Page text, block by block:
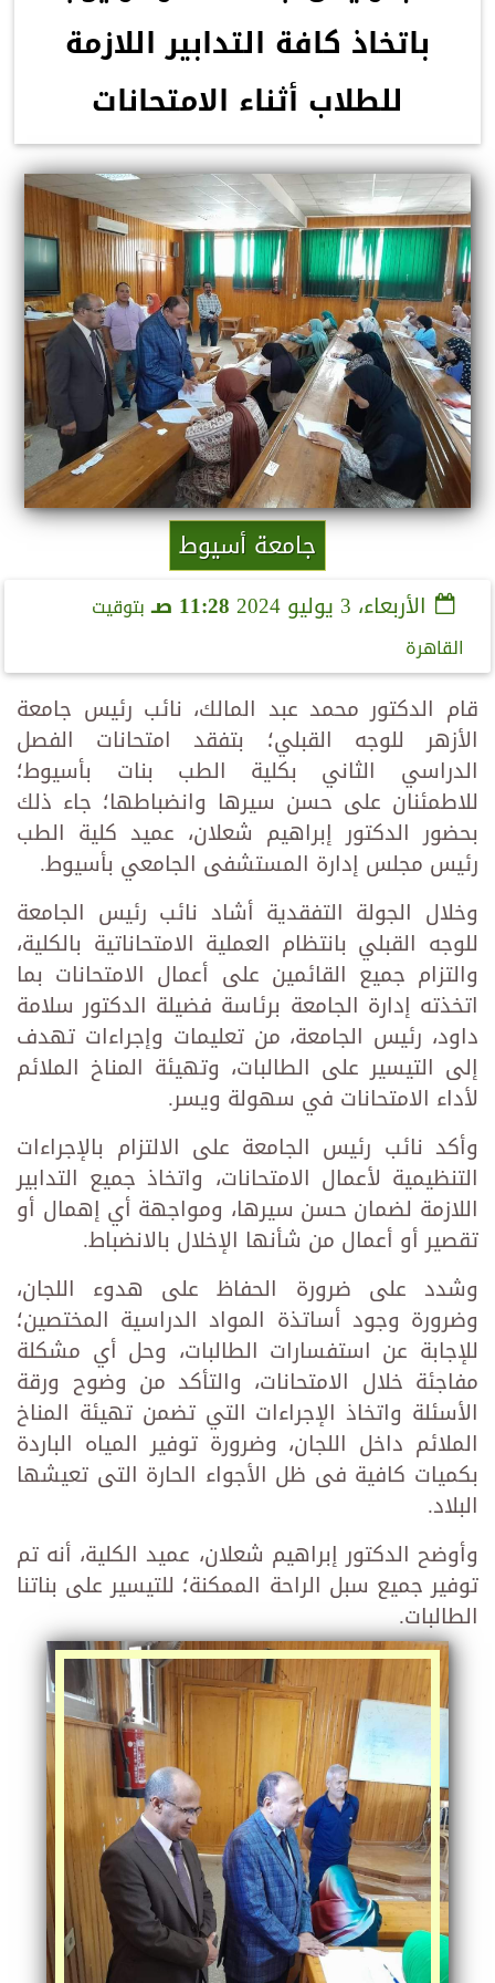
باتخاذ كافة التدابير اللازمة
للطلاب أثناء الامتحانات
جامعة أسيوط
الأربعاء، 3 يوليو 2024 11:28 صـ
بتوقيت
القاهرة
قام الدكتور محمد عبد المالك، نائب رئيس جامعة
الأزهر للوجه القبلي؛ بتفقد امتحانات الفصل
الدراسي الثاني بكلية الطب بنات بأسيوط؛
للاطمئنان على حسن سيرها وانضباطها؛ جاء ذلك
بحضور الدكتور إبراهيم شعلان، عميد كلية الطب
رئيس مجلس إدارة المستشفى الجامعي بأسيوط.
وخلال الجولة التفقدية أشاد نائب رئيس الجامعة
للوجه القبلي بانتظام العملية الامتحاناتية بالكلية،
والتزام جميع القائمين على أعمال الامتحانات بما
اتخذته إدارة الجامعة برئاسة فضيلة الدكتور سلامة
داود، رئيس الجامعة، من تعليمات وإجراءات تهدف
إلى التيسير على الطالبات، وتهيئة المناخ الملائم
لأداء الامتحانات في سهولة ويسر.
وأكد نائب رئيس الجامعة على الالتزام بالإجراءات
التنظيمية لأعمال الامتحانات، واتخاذ جميع التدابير
اللازمة لضمان حسن سيرها، ومواجهة أي إهمال أو
تقصير أو أعمال من شأنها الإخلال بالانضباط.
وشدد على ضرورة الحفاظ على هدوء اللجان،
وضرورة وجود أساتذة المواد الدراسية المختصين؛
للإجابة عن استفسارات الطالبات، وحل أي مشكلة
مفاجئة خلال الامتحانات، والتأكد من وضوح ورقة
الأسئلة واتخاذ الإجراءات التي تضمن تهيئة المناخ
الملائم داخل اللجان، وضرورة توفير المياه الباردة
بكميات كافية فى ظل الأجواء الحارة التى تعيشها
البلاد.
وأوضح الدكتور إبراهيم شعلان، عميد الكلية، أنه تم
توفير جميع سبل الراحة الممكنة؛ للتيسير على بناتنا
الطالبات.